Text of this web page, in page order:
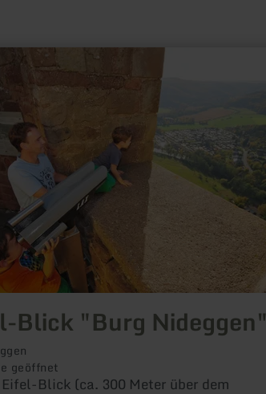
Blick "Burg Nideggen"
geöffnet
Blick (ca. 300 Meter über dem